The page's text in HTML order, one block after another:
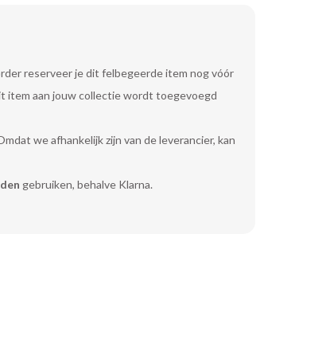
reserveer je dit felbegeerde item nog vóór
item aan jouw collectie wordt toegevoegd
we afhankelijk zijn van de leverancier, kan
gebruiken, behalve Klarna.